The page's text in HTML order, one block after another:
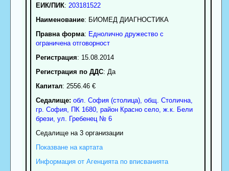
ЕИК/ПИК: 203181522
Наименование: БИОМЕД ДИАГНОСТИКА
Правна форма: Еднолично дружество с
ограничена отговорност
Регистрация: 15.08.2014
Регистрация по ДДС: Да
Капитал: 2556.46 €
Седалище: обл. София (столица), общ. Столична,
гр. София, ПК 1680, район Красно село, ж.к. Бели
брези, ул. Гребенец № 6
Седалище на 3 организации
Показване на картата
Информация от Агенцията по вписванията